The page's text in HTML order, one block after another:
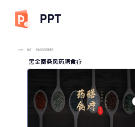
PPT
imyPPT / 医疗 / 黑金商务风药膳食疗
黑金商务风药膳食疗